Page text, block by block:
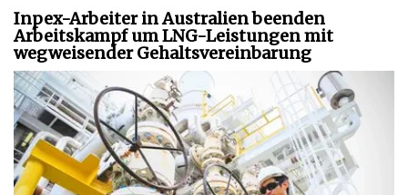
Inpex-Arbeiter in Australien beenden
Arbeitskampf um LNG-Leistungen mit
wegweisender Gehaltsvereinbarung